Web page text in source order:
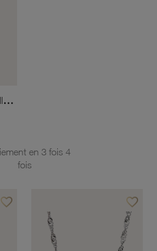
Chaîne En Or Gris, Maille Marine
favorite_borderAjouter à vos favoris favorite_borderAjouter